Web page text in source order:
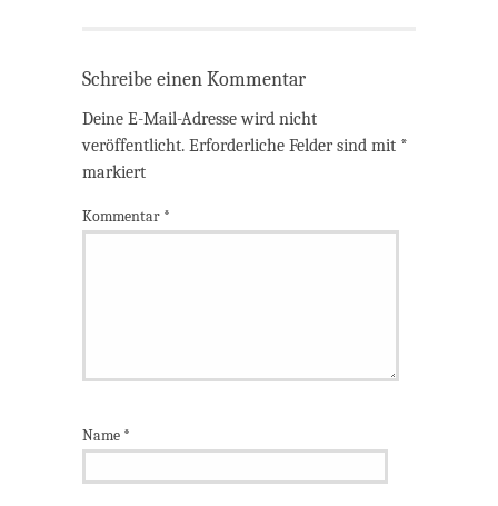
Schreibe einen Kommentar
Deine E-Mail-Adresse wird nicht
veröffentlicht. Erforderliche Felder sind mit *
markiert
Kommentar *
Name *